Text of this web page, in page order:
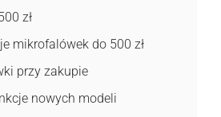
zł
mikrofalówek do 500 zł
przy zakupie
nowych modeli